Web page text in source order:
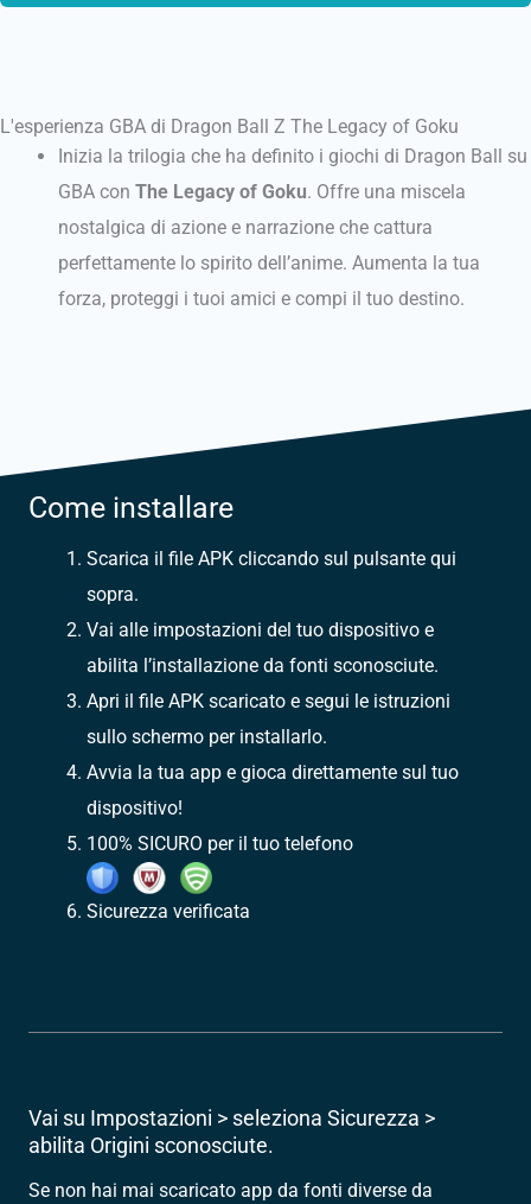
L'esperienza GBA di Dragon Ball Z The Legacy of Goku
Inizia la trilogia che ha definito i giochi di Dragon Ball su
GBA conThe Legacy of Goku. Offre una miscela
nostalgica di azione e narrazione che cattura
perfettamente lo spirito dell’anime. Aumenta la tua
forza, proteggi i tuoi amici e compi il tuo destino.
Come installare
Scarica il file APK cliccando sul pulsante qui
sopra.
Vai alle impostazioni del tuo dispositivo e
abilita l’installazione da fonti sconosciute.
Apri il file APK scaricato e segui le istruzioni
sullo schermo per installarlo.
Avvia la tua app e gioca direttamente sul tuo
dispositivo!
100% SICURO per il tuo telefono
Sicurezza verificata
Vai su Impostazioni > seleziona Sicurezza >
abilita Origini sconosciute.
Se non hai mai scaricato app da fonti diverse da